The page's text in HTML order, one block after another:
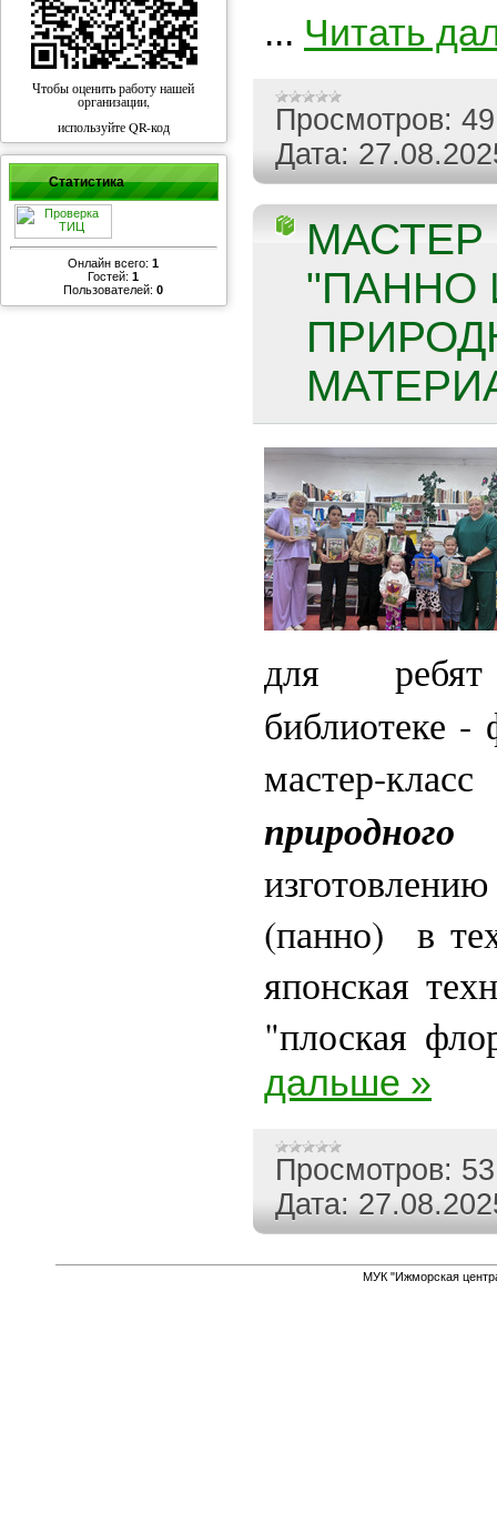
Чтобы оценить работу нашей
организации,
используйте QR-код
Статистика
Онлайн всего:1
Гостей:1
Пользователей:0
... Читать
Просмотров: 49
Дата:
МАСТЕР
"ПАННО
для
библиотеке
мастер-
(панно) в
японская
"плоская
дальше »
Просмотров: 53
Дата:
МУК "Ижморская